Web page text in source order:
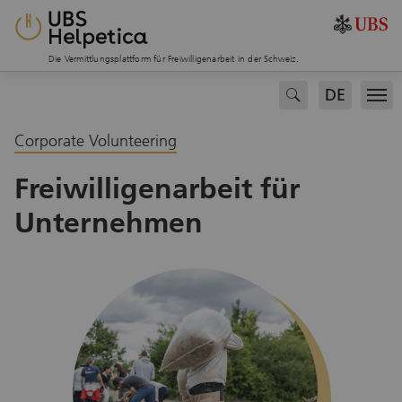
Die Vermittlungsplattform für Freiwilligenarbeit in der Schweiz.
search DE
Corporate Volunteering
Freiwilligenarbeit für
Unternehmen